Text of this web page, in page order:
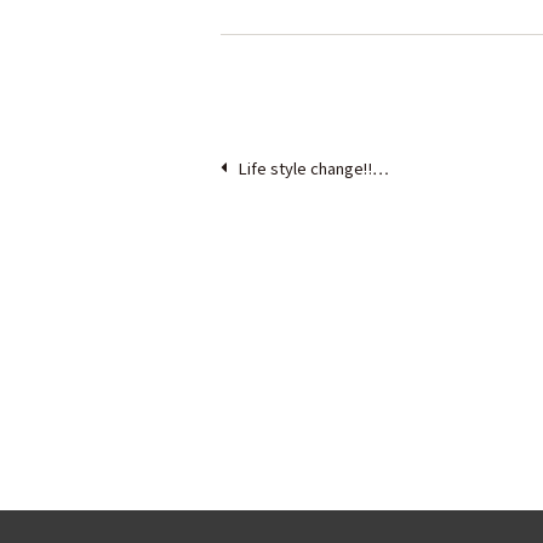
Life style change‼…